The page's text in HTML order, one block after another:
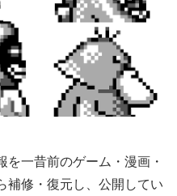
一昔前のゲーム・漫画・
補修・復元し、公開してい